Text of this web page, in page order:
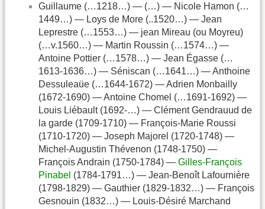
Guillaume (…1218…) — (…) — Nicole Hamon (…
1449…) — Loys de More (..1520…) — Jean
Leprestre (…1553…) — jean Mireau (ou Moyreu)
(…v.1560…) — Martin Roussin (…1574…) —
Antoine Pottier (…1578…) — Jean Égasse (…
1613-1636…) — Séniscan (…1641…) — Anthoine
Dessuleaüe (…1644-1672) — Adrien Monbailly
(1672-1690) — Antoine Chomel (…1691-1692) —
Louis Liébault (1692-…) — Clément Gendrauud de
la garde (1709-1710) — François-Marie Roussi
(1710-1720) — Joseph Majorel (1720-1748) —
Michel-Augustin Thévenon (1748-1750) —
François Andrain (1750-1784) — Gilles-François
Pinabel (1784-1791…) — Jean-Benoît Lafournière
(1798-1829) — Gauthier (1829-1832…) — François
Gesnouin (1832…) — Louis-Désiré Marchand